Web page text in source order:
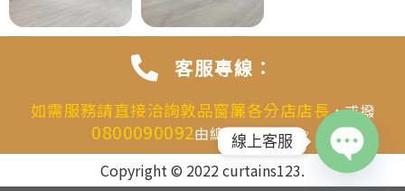
客服專線：
如需服務請直接洽詢敦品窗簾各分店店長，或撥
0800090092由總機為您分配。
Copyright © 2022 curtains123.
線上客服